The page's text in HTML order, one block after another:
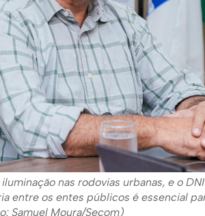
nas rodovias urbanas, e o
entre os entes públicos é essencial
Samuel Moura/Secom)